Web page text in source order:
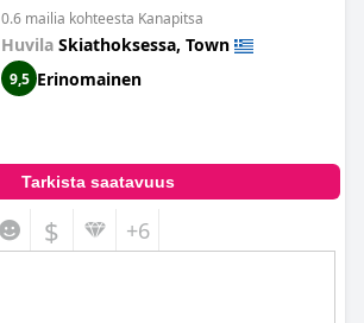
0.6 mailia kohteesta Kanapitsa
Huvila Skiathoksessa, Town
9,5 Erinomainen
Tarkista saatavuus
$ +6